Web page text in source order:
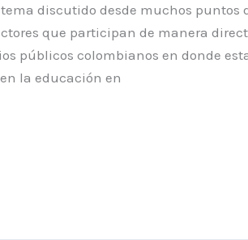
discutido desde muchos puntos
que participan de manera
públicos colombianos en donde
la educación en